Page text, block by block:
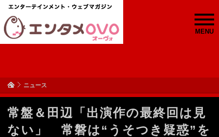
MENU
ニュース
常盤＆田辺「出演作の最終回は見
ない」 常磐は“うそつき疑惑”を